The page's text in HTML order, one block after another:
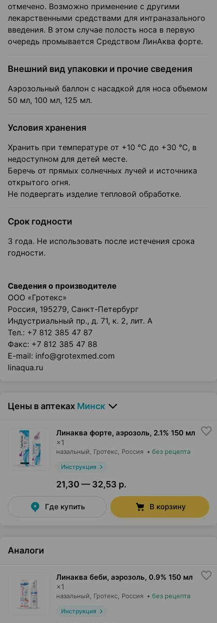
отмечено. Возможно применение с другими
лекарственными средствами для интраназального
введения. В этом случае полость носа в первую
очередь промывается Средством ЛинАква форте.
Внешний вид упаковки и прочие сведения
Аэрозольный баллон с насадкой для носа объемом
50 мл, 100 мл, 125 мл.
Условия хранения
Хранить при температуре от +10 °С до +30 °С, в
недоступном для детей месте.
Беречь от прямых солнечных лучей и источника
открытого огня.
Не подвергать изделие тепловой обработке.
Срок годности
3 года. Не использовать после истечения срока
годности.
Сведения о производителе
ООО «Гротекс»
Россия, 195279, Санкт-Петербург
Индустриальный пр., д. 71, к. 2, лит. А
Тел.: +7 812 385 47 87
Факс: +7 812 385 47 88
E-mail: info@grotexmed.com
linaqua.ru
Цены в аптеках Минск
Линаква форте, аэрозоль, 2.1% 150 мл
×1
назальный, Гротекс, Россия • без рецепта
Инструкция
21,30 — 32,53 р.
Где купить В корзину
Аналоги
Линаква беби, аэрозоль, 0.9% 150 мл
×1
назальный, Гротекс, Россия • без рецепта
Инструкция